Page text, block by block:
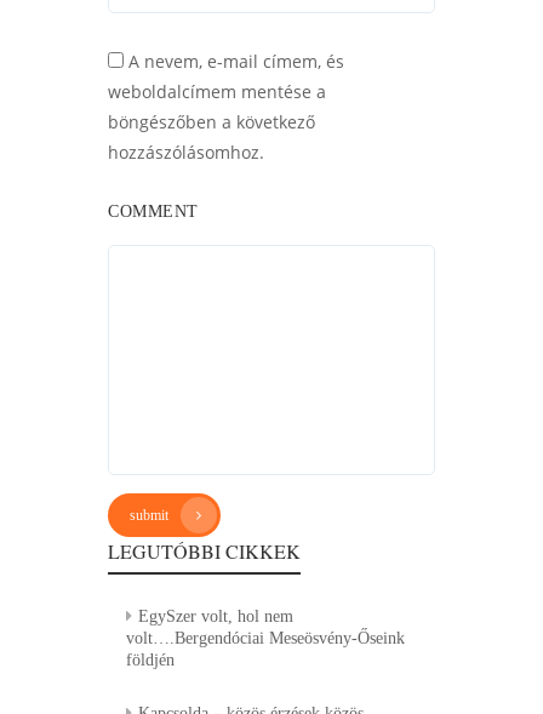
A nevem, e-mail címem, és
weboldalcímem mentése a
böngészőben a következő
hozzászólásomhoz.
COMMENT
submit
LEGUTÓBBI CIKKEK
EgySzer volt, hol nem
volt….Bergendóciai Meseösvény-Őseink
földjén